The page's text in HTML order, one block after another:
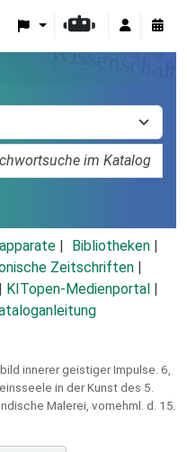
Bibliotheken
Zeitschriften
KITopen-Medienportal
innerer geistiger Impulse. 6,
in der Kunst des 5.
Malerei, vornehml. d. 15.